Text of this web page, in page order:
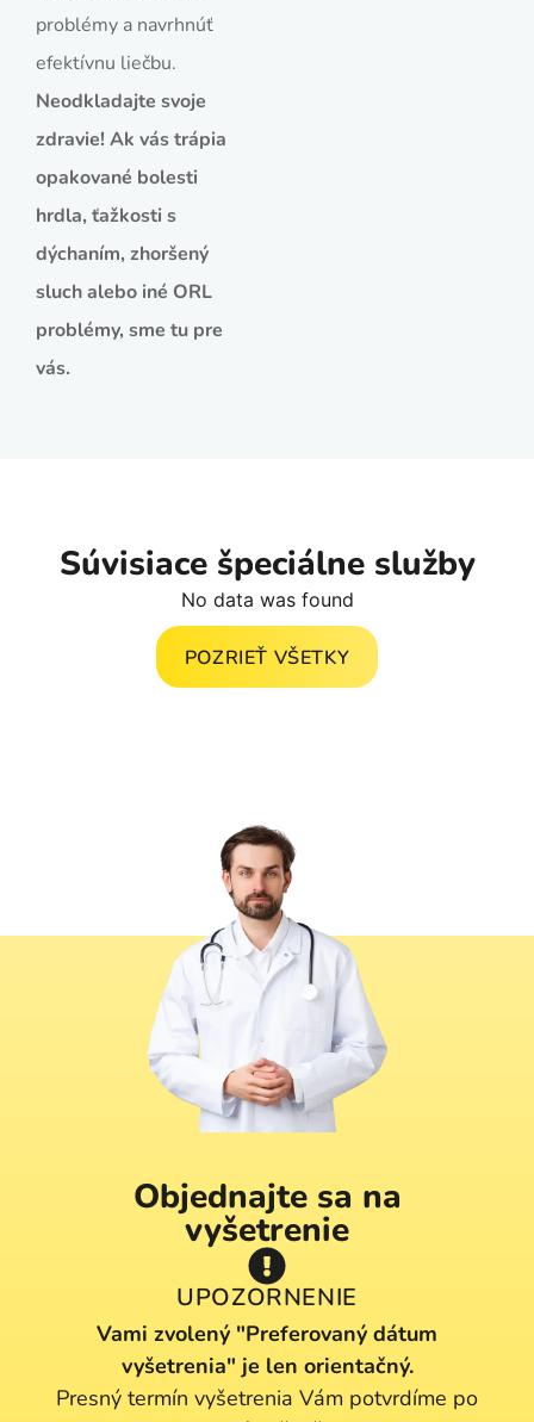
problémy a navrhnúť
efektívnu liečbu.
Neodkladajte svoje
zdravie! Ak vás trápia
opakované bolesti
hrdla, ťažkosti s
dýchaním, zhoršený
sluch alebo iné ORL
problémy, sme tu pre
vás.
Súvisiace špeciálne služby
No data was found
POZRIEŤ VŠETKY
Objednajte sa na
vyšetrenie
UPOZORNENIE
Vami zvolený "Preferovaný dátum
vyšetrenia" je len orientačný.
Presný termín vyšetrenia Vám potvrdíme po